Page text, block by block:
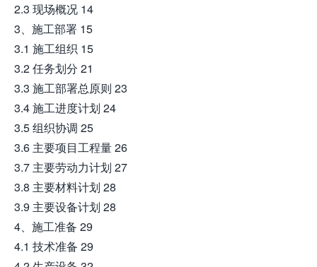
2.3 现场概况 14
3、施工部署 15
3.1 施工组织 15
3.2 任务划分 21
3.3 施工部署总原则 23
3.4 施工进度计划 24
3.5 组织协调 25
3.6 主要项目工程量 26
3.7 主要劳动力计划 27
3.8 主要材料计划 28
3.9 主要设备计划 28
4、施工准备 29
4.1 技术准备 29